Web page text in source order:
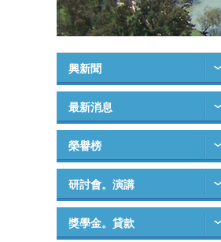
興新聞
最新消息
榮譽榜
研討會。演講
獎學金。貸款